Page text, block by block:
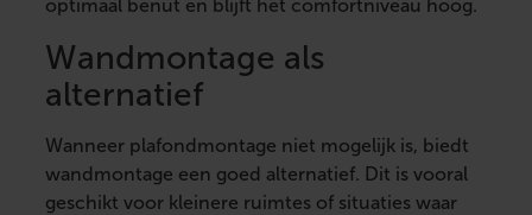
optimaal benut en blijft het comfortniveau hoog.
Wandmontage als
alternatief
Wanneer plafondmontage niet mogelijk is, biedt
wandmontage een goed alternatief. Dit is vooral
geschikt voor kleinere ruimtes of situaties waar